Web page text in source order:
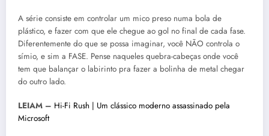
A série consiste em controlar um mico preso numa bola de
plástico, e fazer com que ele chegue ao gol no final de cada fase.
Diferentemente do que se possa imaginar, você NÃO controla o
símio, e sim a FASE. Pense naqueles quebra-cabeças onde você
tem que balançar o labirinto pra fazer a bolinha de metal chegar
do outro lado.
LEIAM – Hi-Fi Rush | Um clássico moderno assassinado pela
Microsoft